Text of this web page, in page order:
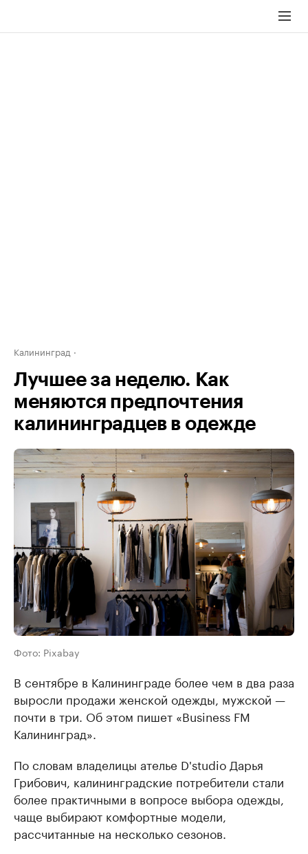
Калининград
Лучшее за неделю. Как
меняются предпочтения
калининградцев в одежде
Фото: Pixabay
В сентябре в Калининграде более чем в два раза
выросли продажи женской одежды, мужской —
почти в три. Об этом пишет «Business FM
Калининград».
По словам владелицы ателье D'studio Дарья
Грибович, калининградские потребители стали
более практичными в вопросе выбора одежды,
чаще выбирают комфортные модели,
рассчитанные на несколько сезонов.